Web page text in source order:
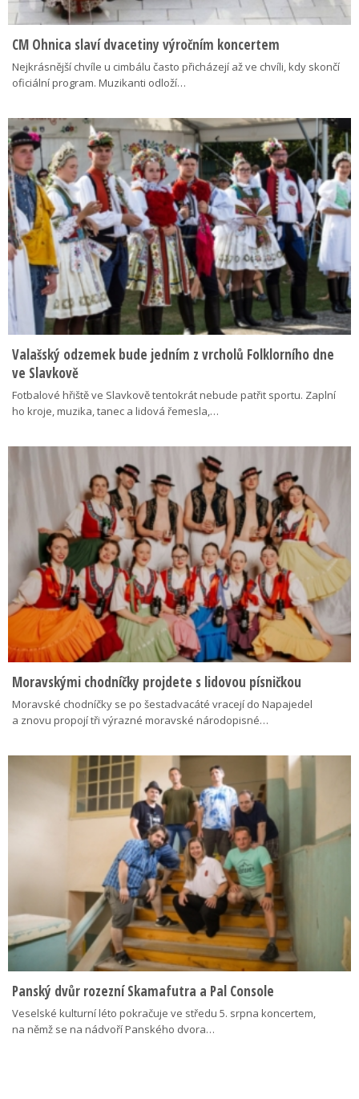
CM Ohnica slaví dvacetiny výročním koncertem
Nejkrásnější chvíle u cimbálu často přicházejí až ve chvíli, kdy skončí
oficiální program. Muzikanti odloží…
Valašský odzemek bude jedním z vrcholů Folklorního dne
ve Slavkově
Fotbalové hřiště ve Slavkově tentokrát nebude patřit sportu. Zaplní
ho kroje, muzika, tanec a lidová řemesla,…
Moravskými chodníčky projdete s lidovou písničkou
Moravské chodníčky se po šestadvacáté vracejí do Napajedel
a znovu propojí tři výrazné moravské národopisné…
Panský dvůr rozezní Skamafutra a Pal Console
Veselské kulturní léto pokračuje ve středu 5. srpna koncertem,
na němž se na nádvoří Panského dvora…